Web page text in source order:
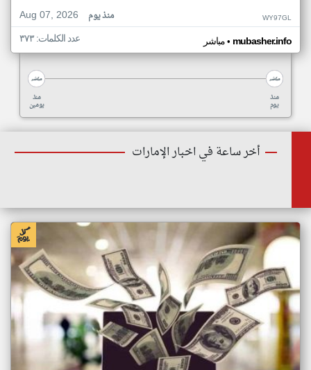
Aug 07, 2026
منذ يوم WY97GL
مباشر• mubasher.info عدد الكلمات: ٣٧٣
منذ
يومين
منذ
يوم
أخر ساعة في اخبار الإمارات